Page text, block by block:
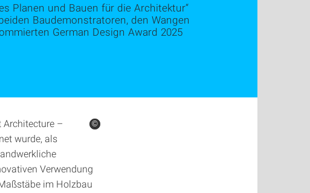
Planen und Bauen für die Architektur“
Baudemonstratoren, den Wangen
German Design Award 2025
Architecture –
wurde, als
Verwendung
im Holzbau
©
©